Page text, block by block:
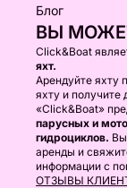
Блог
ВЫ
Click&Boat
яхт.
Арендуйте яхту
яхту и получите
«Click&Boat»
парусных и
гидроциклов.
аренды и
информации с
ОТЗЫВЫ